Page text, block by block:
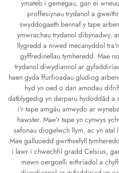
ymateb i gemegau, gan ei
proffesiynau trydanol a
swyddogaeth bennaf y tape
ymwrachau trydanol dibynadwy,
llygredd a niwed mecanyddol
gyffredinellau tymheredd. Mae
trydanol diwydiannol ar
haen gyda ffurfioadau gludiog
hyd yn oed o dan amodau
datblygedig yn darparu hydoddâd a
i'r tape amgáu amwydo ar
hawster. Mae'r tape yn cynwys
safonau diogelwch llym, ac yn
Mae galluoedd gwrthsefyll
i lawr i chwechfil gradd Celsius,
mewn oergoelli eithriadol a